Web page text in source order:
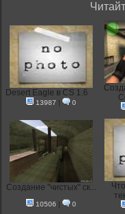
Desert Eagle в CS 1.6
13987 | 0
Создание "чистых" ск...
10506 | 0